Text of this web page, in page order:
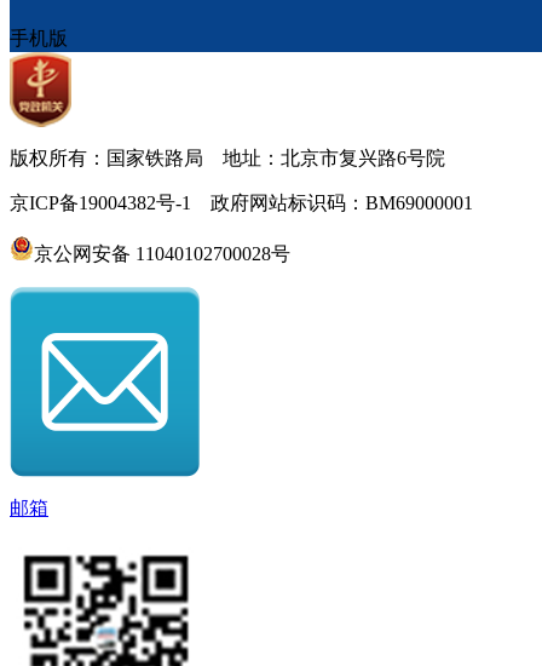
手机版
版权所有：国家铁路局 地址：北京市复兴路6号院
京ICP备19004382号-1 政府网站标识码：BM69000001
京公网安备 11040102700028号
邮箱